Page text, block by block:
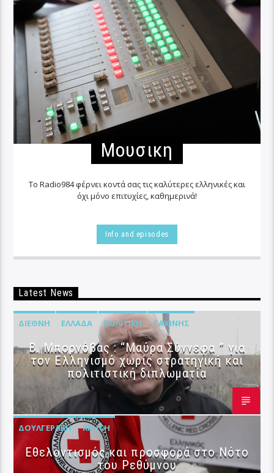
Μουσικη
Το Radio984 φέρνει κοντά σας τις καλύτερες ελληνικές και
όχι μόνο επιτυχίες, καθημερινά!
Info and episodes
Latest News
ΔΙΕΘΝΉ ΕΛΛΆΔΑ ΠΟΛΙΤΙΚΉ ΣΑΧΊΝΗΣ
B. Μπορνόβας : “Μαύρα Σύννεφα ” για
τον Ελληνισμό χωρίς στρατηγική και
πολιτιστική διπλωματία
ΔΟΥΛΓΕΡΆΚΗ ΚΡΉΤΗ
Εθελοντισμός και προσφορά στο Νότο
του Ρεθύμνου